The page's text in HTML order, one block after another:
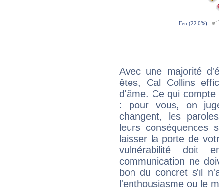
Avec une majorité
êtes, Cal Collins
d'âme. Ce qui
: pour vous, on
changent, les
leurs conséquences
laisser la porte de
vulnérabilité doit
communication ne
bon du concret s'il
l'enthousiasme ou le